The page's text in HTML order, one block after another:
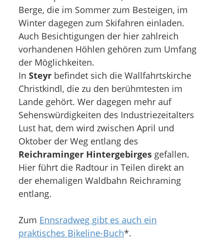
Berge, die im Sommer zum Besteigen, im
Winter dagegen zum Skifahren einladen.
Auch Besichtigungen der hier zahlreich
vorhandenen Höhlen gehören zum Umfang
der Möglichkeiten.
In Steyr befindet sich die Wallfahrtskirche
Christkindl, die zu den berühmtesten im
Lande gehört. Wer dagegen mehr auf
Sehenswürdigkeiten des Industriezeitalters
Lust hat, dem wird zwischen April und
Oktober der Weg entlang des
Reichraminger Hintergebirges gefallen.
Hier führt die Radtour in Teilen direkt an
der ehemaligen Waldbahn Reichraming
entlang.
Zum Ennsradweg gibt es auch ein
praktisches Bikeline-Buch*.